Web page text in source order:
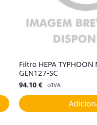
Filtro HEPA
GEN127-SC
94.10 € c/IVA